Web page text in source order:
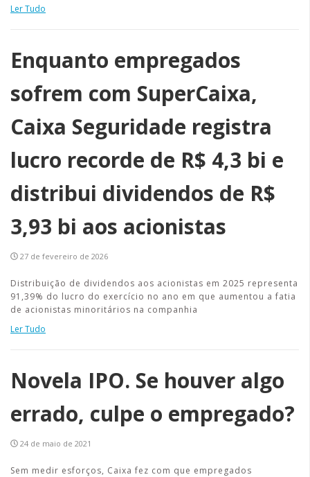
Ler Tudo
Enquanto empregados
sofrem com SuperCaixa,
Caixa Seguridade registra
lucro recorde de R$ 4,3 bi e
distribui dividendos de R$
3,93 bi aos acionistas
27 de fevereiro de 2026
Distribuição de dividendos aos acionistas em 2025 representa
91,39% do lucro do exercício no ano em que aumentou a fatia
de acionistas minoritários na companhia
Ler Tudo
Novela IPO. Se houver algo
errado, culpe o empregado?
24 de maio de 2021
Sem medir esforços, Caixa fez com que empregados